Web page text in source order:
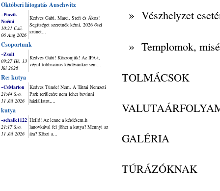
Októberi látogatás Auschwitz
~Poczik
Noémi
10:21 Csü,
06 Aug 2026
Kedves Gabi, Marci, Stefi és Ákos!
Segítséget szeretnék kérni, 2026 őszi
szünet...
Csoportunk
~Zsolt
09:27 Hé, 13
Júl 2026
Kedves Gabi! Köszönjük! Az IFA-t,
végül többszörös kérdésünkre sem...
Re: kutya
~CsMarton
21:44 Szo,
11 Júl 2026
Kedves Tünde! Nem. A Tátrai Nemzeti
Park területére nem lehet bevinni
háziállatot,...
kutya
~schalk1122
21:17 Szo,
11 Júl 2026
Helló! Az lenne a kérdésem,h
lanovkával fel jöhet a kutya? Mennyi az
ára? Köszi a...
» Vészhelyzet
» Templomok,
TOLMÁCSOK
GALÉRIA
TÚRÁZÓKNAK